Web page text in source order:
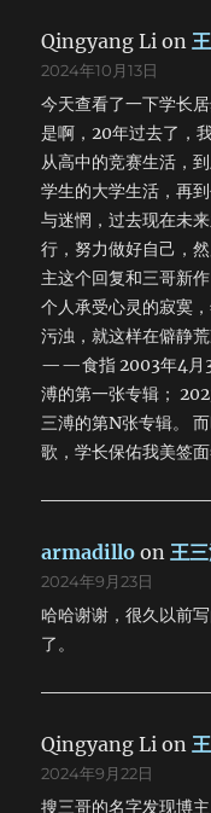
的损失可就大了：浑身
ing…… 好啦好啦。 回
巾纸拭去它嘴角流出的
的嘴里喷涌而出。我吓
都没有见过这种景象。
在流血……鲜血从它的
我死死地咬住自己的嘴
天，血终于止住了。过
慢慢跳着走了。我把它
别。 吃饭的时候，脑
下午去大名鼎鼎的莫高
神灵。不多说了，一切
灰雀已经不见了。救鸟
成魔！走~~~！ 回来
钟头就到了。在阿克塞
我受宠若惊。晚饭之后
午夜。这里白天在街道
无光的阴影里。 今夜
归 朦胧的细雨有朦胧
悔 离开你是否是宿命的
眼泪 我怎麽哭得如此狼
头 无法再回头 我不是全
人 今夜的寒风将我心撕
宿命的罪 刺鼻的酒味我
如此狼狈 是否我对你还
是全都想过 我怎麽哭
Qingyang Li on
2024年10月13日
今天查看了一下学长
是啊，20年过去了，
从高中的竞赛生活，
学生的大学生活，再
与迷惘，过去现在未
行，努力做好自己，
主这个回复和三哥新
个人承受心灵的寂寞
污浊，就这样在僻静
——食指 2003年4月
溥的第一张专辑；
三溥的第N张专辑。
歌，学长保佑我美签
armadillo on 王
2024年9月23日
哈哈谢谢，很久以前
了。
Qingyang Li on
2024年9月22日
搜三哥的名字发现博